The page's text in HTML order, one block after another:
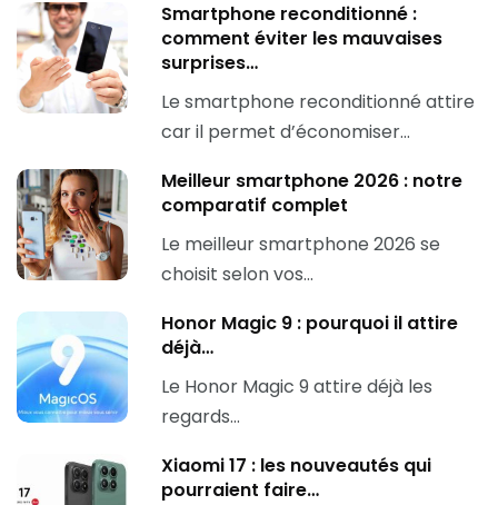
Smartphone reconditionné :
comment éviter les mauvaises
surprises…
Le smartphone reconditionné attire
car il permet d’économiser…
Meilleur smartphone 2026 : notre
comparatif complet
Le meilleur smartphone 2026 se
choisit selon vos…
Honor Magic 9 : pourquoi il attire
déjà…
Le Honor Magic 9 attire déjà les
regards…
Xiaomi 17 : les nouveautés qui
pourraient faire…